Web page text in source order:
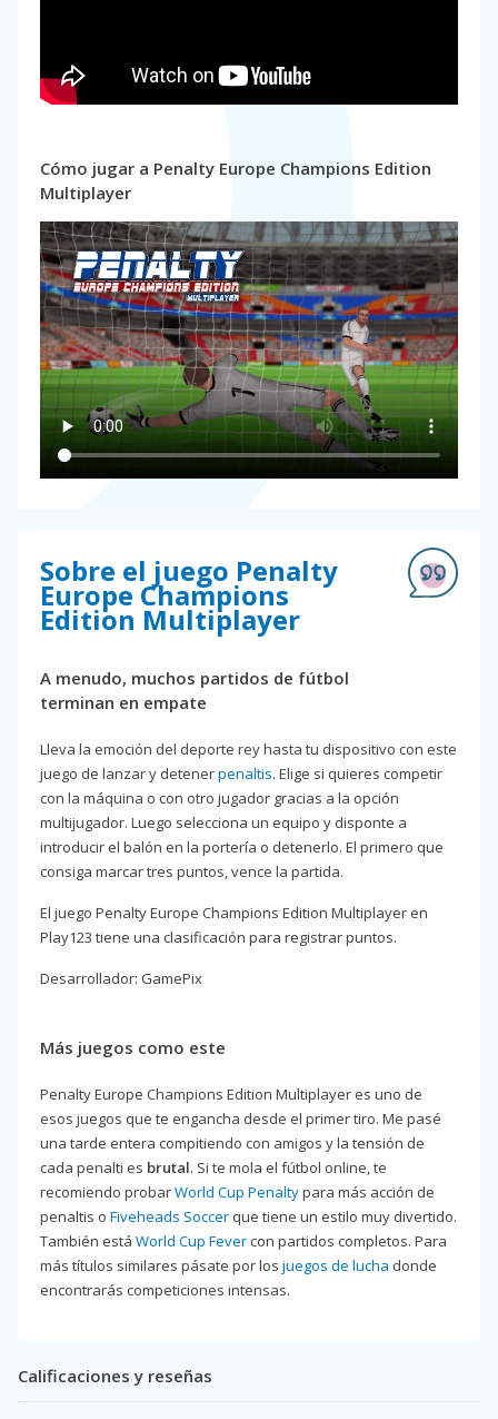
Cómo jugar a Penalty Europe Champions Edition
Multiplayer
Sobre el juego Penalty
Europe Champions
Edition Multiplayer
A menudo, muchos partidos de fútbol
terminan en empate
Lleva la emoción del deporte rey hasta tu dispositivo con este
juego de lanzar y detenerpenaltis. Elige si quieres competir
con la máquina o con otro jugador gracias a la opción
multijugador. Luego selecciona un equipo y disponte a
introducir el balón en la portería o detenerlo. El primero que
consiga marcar tres puntos, vence la partida.
El juego Penalty Europe Champions Edition Multiplayer en
Play123 tiene una clasificación para registrar puntos.
Desarrollador: GamePix
Más juegos como este
Penalty Europe Champions Edition Multiplayer es uno de
esos juegos que te engancha desde el primer tiro. Me pasé
una tarde entera compitiendo con amigos y la tensión de
cada penalti es brutal. Si te mola el fútbol online, te
recomiendo probarWorld Cup Penaltypara más acción de
penaltis o Fiveheads Soccer que tiene un estilo muy divertido.
También está World Cup Fever con partidos completos. Para
más títulos similares pásate por los juegos de lucha donde
encontrarás competiciones intensas.
Calificaciones y reseñas